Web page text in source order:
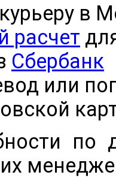
курьеру в
расчет
Сбербанк
или
по